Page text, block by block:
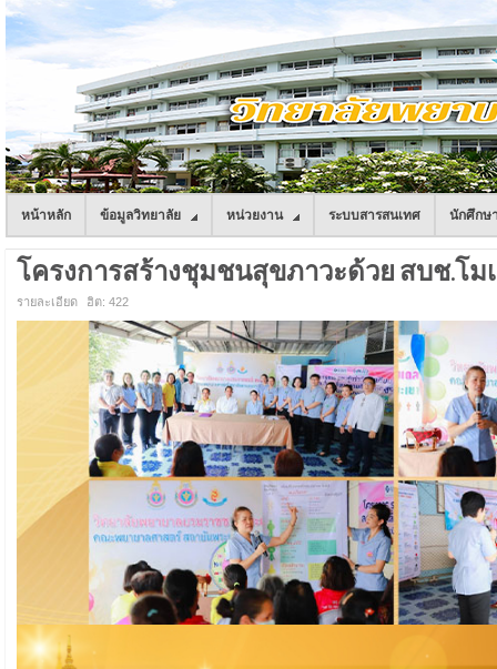
หน้าหลัก ข้อมูลวิทยาลัย หน่วยงาน ระบบสารสนเทศ นักศึกษ
โครงการสร้างชุมชนสุขภาวะด้วย สบช.โ
รายละเอียด ฮิต: 422